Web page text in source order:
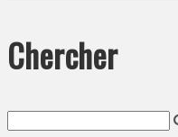
Chercher